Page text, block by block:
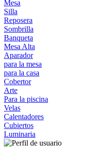
Mesa
Silla
Reposera
Sombrilla
Banqueta
Mesa Alta
Aparador
para la mesa
para la casa
Cobertor
Arte
Para la piscina
Velas
Calentadores
Cubiertos
Luminaria